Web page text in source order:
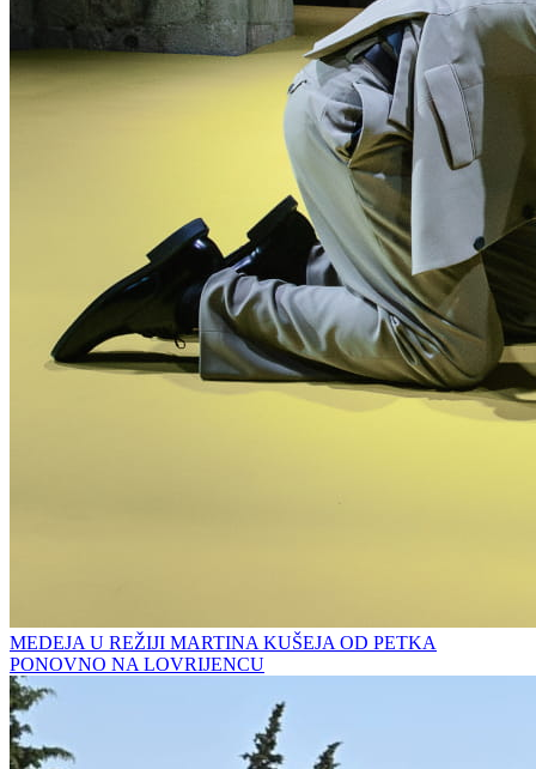
MEDEJA U REŽIJI MARTINA KUŠEJA OD PETKA
PONOVNO NA LOVRIJENCU